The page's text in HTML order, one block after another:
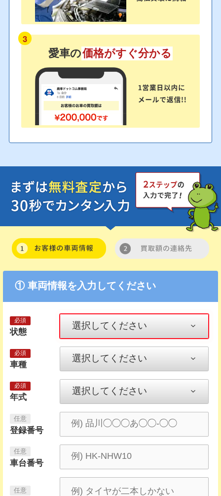
3
愛車の価格がすぐ分かる
① 車両情報を入力してください
状態
車種
年式
登録番号
車台番号